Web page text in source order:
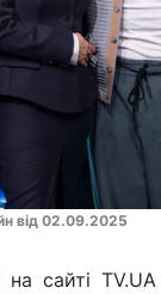
від 02.09.2025
на сайті